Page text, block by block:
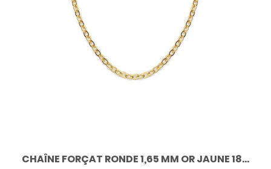
CHAÎNE FORÇAT RONDE 1,65 MM OR JAUNE 18...